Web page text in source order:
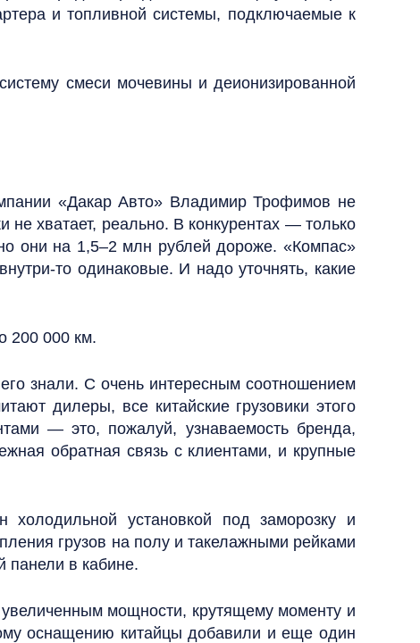
и топливной системы, подключаемые к
смеси мочевины и деионизированной
«Дакар Авто» Владимир Трофимов не
хватает, реально. В конкурентах — только
они на 1,5–2 млн рублей дороже. «Компас»
то одинаковые. И надо уточнять, какие
200 000 км.
знали. С очень интересным соотношением
дилеры, все китайские грузовики этого
— это, пожалуй, узнаваемость бренда,
обратная связь с клиентами, и крупные
холодильной установкой под заморозку и
грузов на полу и такелажными рейками
панели в кабине.
мощности, крутящему моменту и
оснащению китайцы добавили и еще один